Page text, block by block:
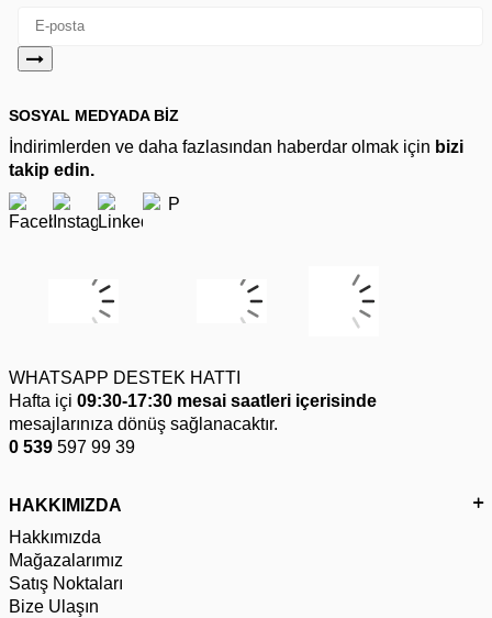
SOSYAL MEDYADA BİZ
İndirimlerden ve daha fazlasından haberdar olmak için bizi
takip edin.
WHATSAPP DESTEK HATTI
Hafta içi 09:30-17:30 mesai saatleri içerisinde
mesajlarınıza dönüş sağlanacaktır.
0 539 597 99 39
HAKKIMIZDA
Hakkımızda
Mağazalarımız
Satış Noktaları
Bize Ulaşın